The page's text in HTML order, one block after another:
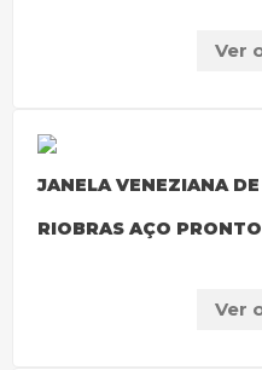
Ver
JANELA VENEZIANA
RIOBRAS AÇO PRONTO
Ver